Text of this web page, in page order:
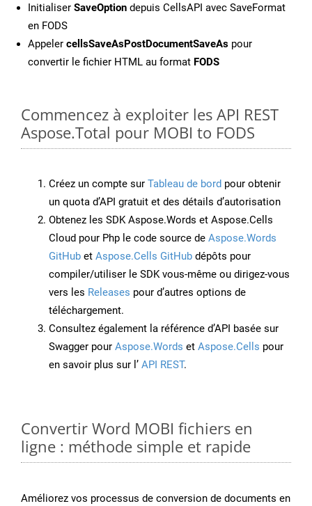
Initialiser SaveOption depuis CellsAPI avec SaveFormat
en FODS
Appeler cellsSaveAsPostDocumentSaveAs pour
convertir le fichier HTML au format FODS
Commencez à exploiter les API REST
Aspose.Total pour MOBI to FODS
Créez un compte sur Tableau de bord pour obtenir
un quota d’API gratuit et des détails d’autorisation
Obtenez les SDK Aspose.Words et Aspose.Cells
Cloud pour Php le code source de Aspose.Words
GitHub et Aspose.Cells GitHub dépôts pour
compiler/utiliser le SDK vous-même ou dirigez-vous
vers les Releases pour d’autres options de
téléchargement.
Consultez également la référence d’API basée sur
Swagger pour Aspose.Words et Aspose.Cells pour
en savoir plus sur l’ API REST.
Convertir Word MOBI fichiers en
ligne : méthode simple et rapide
Améliorez vos processus de conversion de documents en